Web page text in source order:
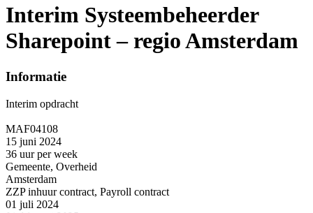
Interim Systeembeheerder
Sharepoint – regio Amsterdam
Informatie
Interim opdracht
MAF04108
15 juni 2024
36 uur per week
Gemeente, Overheid
Amsterdam
ZZP inhuur contract, Payroll contract
01 juli 2024